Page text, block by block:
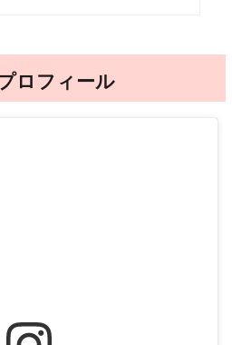
ロフィール